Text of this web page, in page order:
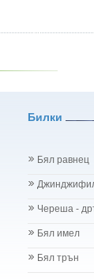
Билки
Бял равнец
Череша -
Бял имел
Бял трън